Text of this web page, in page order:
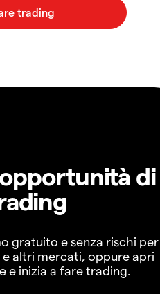
di
gratuito e senza rischi per
altri mercati, oppure apri
e inizia a fare trading.